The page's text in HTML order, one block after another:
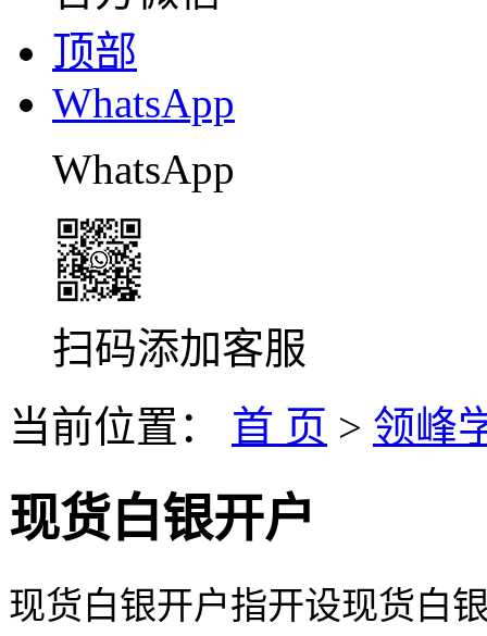
顶部
WhatsApp
WhatsApp
扫码添加客服
当前位置： 首 页 > 领峰
现货白银开户
现货白银开户指开设现货白